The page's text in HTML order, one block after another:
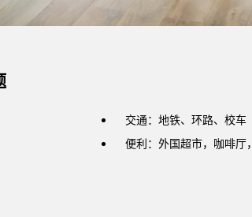
交通：地铁、环路、校车
便利：外国超市，咖啡厅